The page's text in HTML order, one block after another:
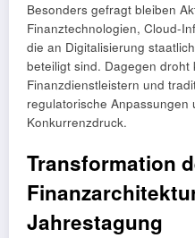
Besonders gefragt bleiben
Finanztechnologien, Cloud-
die an Digitalisierung
beteiligt sind. Dagegen droht
Finanzdienstleistern und
regulatorische Anpassungen
Konkurrenzdruck.
Transformation
Jahrestagung